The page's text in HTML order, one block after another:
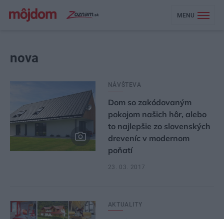
MENU
nova
NÁVŠTEVA
Dom so zakódovaným
pokojom našich hôr, alebo
to najlepšie zo slovenských
dreveníc v modernom
poňatí
23. 03. 2017
AKTUALITY